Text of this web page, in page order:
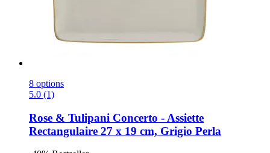
8 options
5.0 (1)
Rose & Tulipani Concerto -​ Assiette
Rectangulaire 27 x 19 cm, Grigio Perla